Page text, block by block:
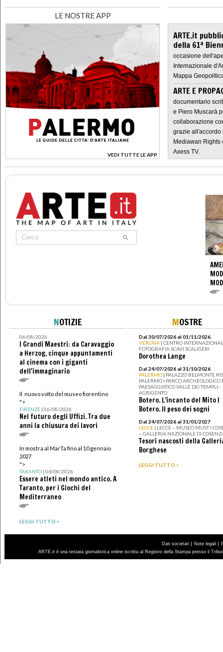
LE NOSTRE APP
VEDI TUTTE LE APP
>
ARTE.it
della 61ª
occasione
Internazionale
Mappa
ARTE E
documentario
e Piero Muscarà
collaborazione
grazie all'accordo
Mediawan Rights
Axess TV.
NOTIZIE
06/08/2026
I Grandi Maestri: da Caravaggio
a Herzog, cinque appuntamenti
al cinema con i giganti
dell'immaginario
Il nuovo volto del museo fiorentino
">
FIRENZE| 06/08/2026
Nel futuro degli Uffizi. Tra due
anni la chiusura dei lavori
In mostra al MarTa fino al 10 gennaio
2027
">
TARANTO| 04/08/2026
Essere atleti nel mondo antico. A
Taranto, per i Giochi del
Mediterraneo
LEGGI TUTTO >
MOSTRE
Dal 30/07/2026 al 01/11/2026
VERONA | CENTRO
FOTOGRAFIA SCAVI SCALIGERI
Dorothea Lange
Dal 24/07/2026 al 31/10/2026
PALERMO | PALAZZO BELMONTE
PALERMO I PARCO ARCHEOLOGICO
PAESAGGISTICO VALLE DEI TEMPLI -
AGRIGENTO
Botero. L’incanto del Mito I
Botero. Il peso dei sogni
Dal 24/07/2026 al 31/01/2027
LECCE | LECCE – MUSEO MUST I
– GALLERIA NAZIONALE DI
Tesori nascosti della
Borghese
LEGGI TUTTO >
Dati societari | Note legali |
ARTE.it è una testata giornalistica online iscritta al Registro della Stampa presso il